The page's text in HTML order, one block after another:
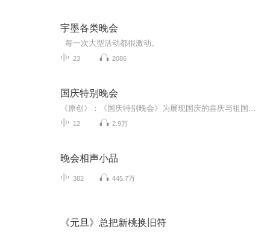
宇墨各类晚会
每一次大型活动都很激动。
23 2086
国庆特别晚会
12 2.9万
晚会相声小品
382 445.7万
《元旦》总把新桃换旧符